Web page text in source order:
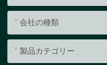
会社の種類
製品カテゴリー